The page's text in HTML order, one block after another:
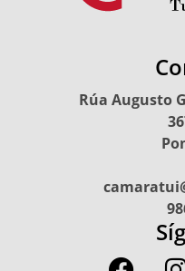
Rúa Augusto